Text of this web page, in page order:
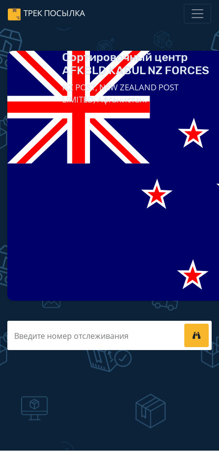
ТРЕК ПОСЫЛКА
Сортировочный центр
AFKBLD KABUL NZ FORCES
NZ POST, NEW ZEALAND POST
LIMITED, Афганистан.